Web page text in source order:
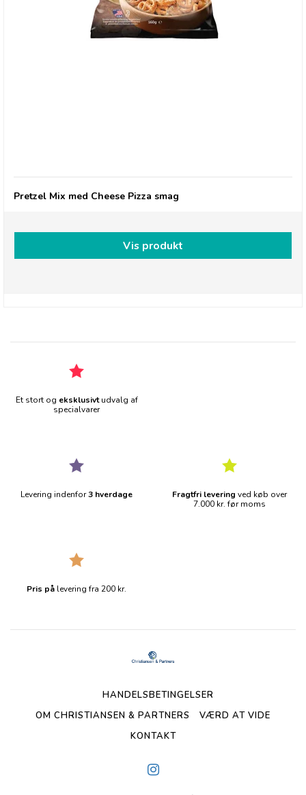
Pretzel Mix med Cheese Pizza smag
Vis produkt
Et stort og eksklusivtudvalg af
specialvarer
Levering indenfor3 hverdage Fragtfri levering ved køb over
7.000 kr. før moms
Pris på levering fra 200 kr.
HANDELSBETINGELSER
OM CHRISTIANSEN & PARTNERS
VÆRD AT VIDE
KONTAKT